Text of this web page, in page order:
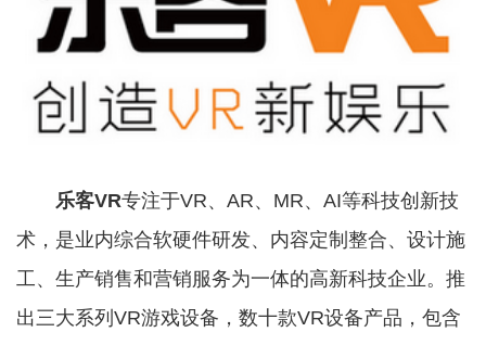
乐客VR专注于VR、AR、MR、AI等科技创新技
术，是业内综合软硬件研发、内容定制整合、设计施
工、生产销售和营销服务为一体的高新科技企业。推
出三大系列VR游戏设备，数十款VR设备产品，包含